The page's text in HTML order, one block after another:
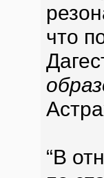
что
“В